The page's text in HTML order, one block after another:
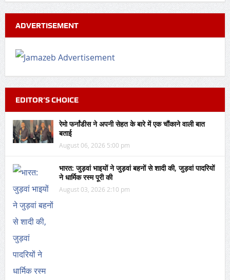
ADVERTISEMENT
EDITOR’S CHOICE
रेमो फर्नांडीस ने अपनी सेहत के बारे में एक चौंकाने वाली बात
बताई
August 06, 2026 5:00 pm
भारत: जुड़वां भाइयों ने जुड़वां बहनों से शादी की, जुड़वां पादरियों
ने धार्मिक रस्म पूरी की
August 03, 2026 2:10 pm